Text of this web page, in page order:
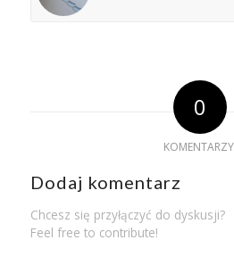
0
Dodaj komentarz
Chcesz się przyłączyć do dyskusji?
Feel free to contribute!